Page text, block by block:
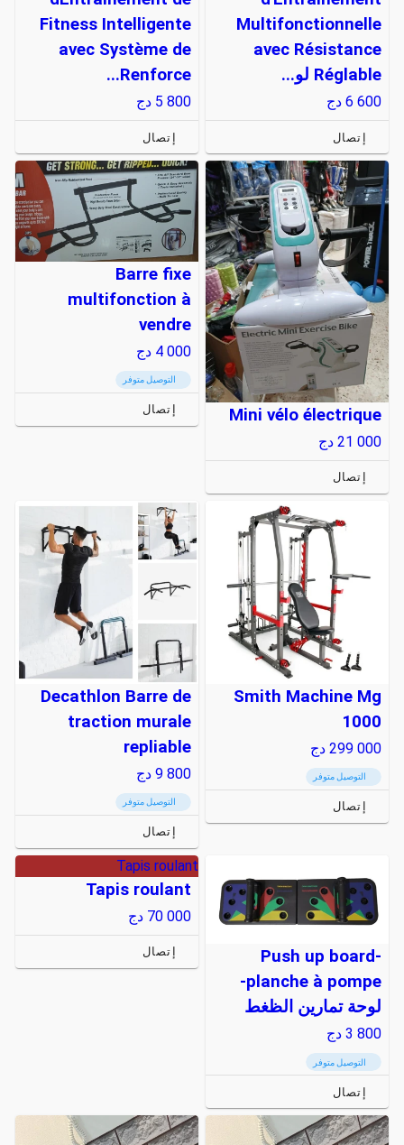
Multifonctionnelle
avec Résistance
Réglable لو...
6 600 دج
إتصال
Fitness Intelligente
avec Système de
Renforce...
5 800 دج
إتصال
Mini vélo électrique
21 000 دج
إتصال
Barre fixe
multifonction à
vendre
4 000 دج
التوصيل متوفر
إتصال
Smith Machine Mg
1000
299 000 دج
التوصيل متوفر
إتصال
Decathlon Barre de
traction murale
repliable
9 800 دج
التوصيل متوفر
إتصال
Push up board-
planche à pompe-
لوحة تمارين الظغط
3 800 دج
التوصيل متوفر
إتصال
Tapis roulant
Tapis roulant
70 000 دج
إتصال